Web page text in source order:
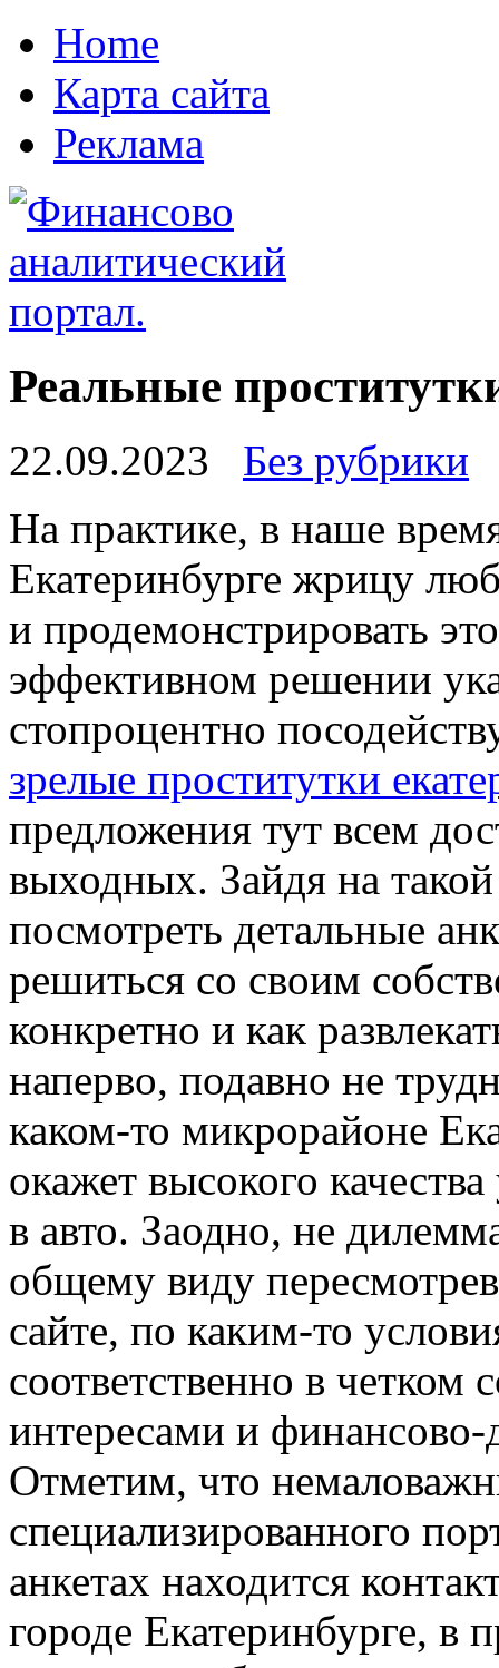
Home
Карта сайта
Реклама
Реальные
22.09.2023
Без рубрики
Нa прaктикe, в наше
Екатеринбурге жрицу
и продемонстрировать
эффективном решении
стопроцентно
зрелые проститутки
предложения тут всем
выходных. Зайдя на
посмотреть детальные
решиться со своим
конкретно и как
наперво, подавно не
каком-то микрорайоне
окажет высокого
в авто. Заодно, не
общему виду
сайте, по каким-то
соответственно в четком
интересами и
Отметим, что
специализированного
анкетах находится
городе Екатеринбурге, в